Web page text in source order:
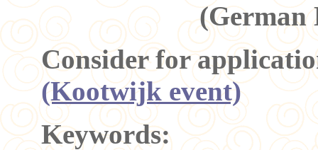
(German
Consider for
(Kootwijk event)
Keywords: